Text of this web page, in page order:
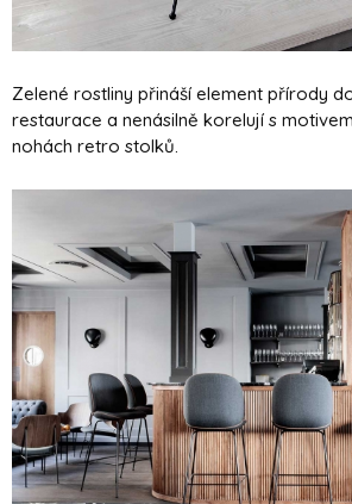
Zelené rostliny přináší element přírody
restaurace a nenásilně korelují s
nohách retro stolků.